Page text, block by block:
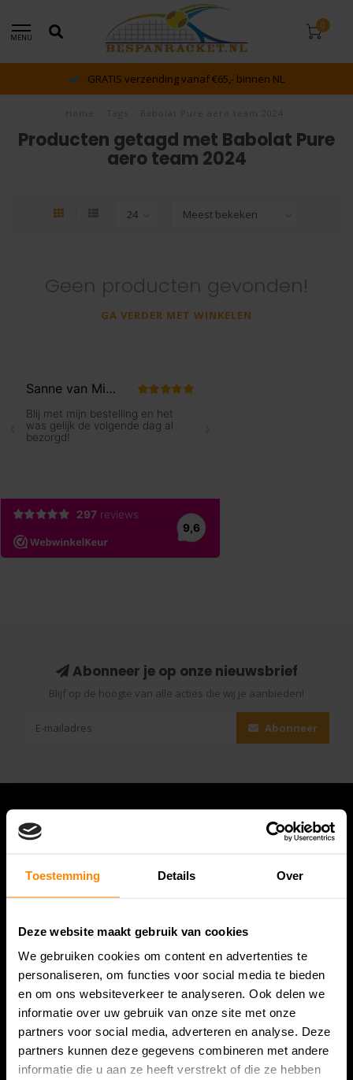
Toestemming Details Over
Deze website maakt gebruik van cookies
We gebruiken cookies om content en advertenties te
personaliseren, om functies voor social media te bieden
en om ons websiteverkeer te analyseren. Ook delen we
informatie over uw gebruik van onze site met onze
partners voor social media, adverteren en analyse. Deze
partners kunnen deze gegevens combineren met andere
informatie die u aan ze heeft verstrekt of die ze hebben
MENU
0
GRATIS verzending vanaf €65,- binnen NL
Producten getagd met Babolat Pure
aero team 2024
Geen producten gevonden!
GA VERDER MET WINKELEN
Abonneer je op onze nieuwsbrief
Blijf op de hoogte van alle acties die wij je aanbieden!
Abonneer
Bespanracket.nl is dé racketspecialist van Lelystad en
omstreken.
Snijdersstraat 6
8224 AA Lelystad
Nederland